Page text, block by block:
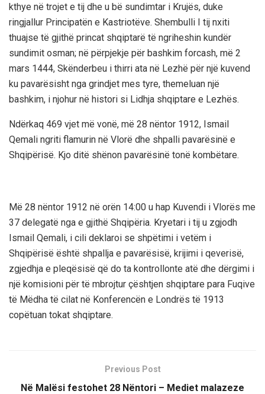
kthye në trojet e tij dhe u bë sundimtar i Krujës, duke
ringjallur Principatën e Kastriotëve. Shembulli I tij nxiti
thuajse të gjithë princat shqiptarë të ngriheshin kundër
sundimit osman; në përpjekje për bashkim forcash, më 2
mars 1444, Skënderbeu i thirri ata në Lezhë për një kuvend
ku pavarësisht nga grindjet mes tyre, themeluan një
bashkim, i njohur në histori si Lidhja shqiptare e Lezhës.
Ndërkaq 469 vjet më vonë, më 28 nëntor 1912, Ismail
Qemali ngriti flamurin në Vlorë dhe shpalli pavarësinë e
Shqipërisë. Kjo ditë shënon pavarësinë tonë kombëtare.
Më 28 nëntor 1912 në orën 14:00 u hap Kuvendi i Vlorës me
37 delegatë nga e gjithë Shqipëria. Kryetari i tij u zgjodh
Ismail Qemali, i cili deklaroi se shpëtimi i vetëm i
Shqipërisë është shpallja e pavarësisë, krijimi i qeverisë,
zgjedhja e pleqësisë që do ta kontrollonte atë dhe dërgimi i
një komisioni për të mbrojtur çështjen shqiptare para Fuqive
të Mëdha të cilat në Konferencën e Londrës të 1913
copëtuan tokat shqiptare.
Previous Post
Në Malësi festohet 28 Nëntori – Mediet malazeze